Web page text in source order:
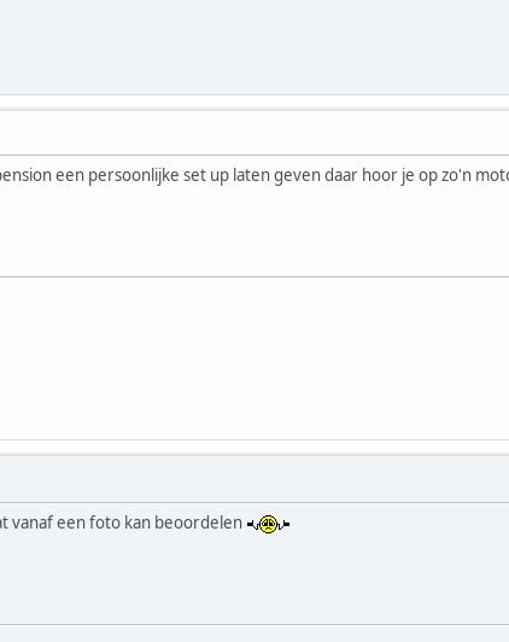
een persoonlijke set up laten geven daar hoor je op zo'n
vanaf een foto kan beoordelen